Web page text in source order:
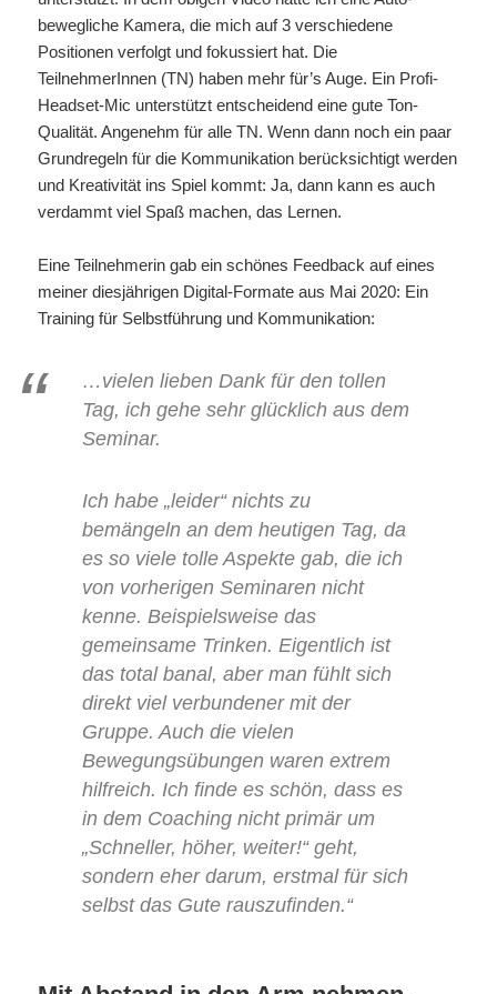
bewegliche Kamera, die mich auf 3 verschiedene
Positionen verfolgt und fokussiert hat. Die
TeilnehmerInnen (TN) haben mehr für’s Auge. Ein Profi-
Headset-Mic unterstützt entscheidend eine gute Ton-
Qualität. Angenehm für alle TN. Wenn dann noch ein paar
Grundregeln für die Kommunikation berücksichtigt werden
und Kreativität ins Spiel kommt: Ja, dann kann es auch
verdammt viel Spaß machen, das Lernen.
Eine Teilnehmerin gab ein schönes Feedback auf eines
meiner diesjährigen Digital-Formate aus Mai 2020: Ein
Training für Selbstführung und Kommunikation:
…vielen lieben Dank für den tollen
Tag, ich gehe sehr glücklich aus dem
Seminar.
Ich habe „leider“ nichts zu
bemängeln an dem heutigen Tag, da
es so viele tolle Aspekte gab, die ich
von vorherigen Seminaren nicht
kenne. Beispielsweise das
gemeinsame Trinken. Eigentlich ist
das total banal, aber man fühlt sich
direkt viel verbundener mit der
Gruppe. Auch die vielen
Bewegungsübungen waren extrem
hilfreich. Ich finde es schön, dass es
in dem Coaching nicht primär um
„Schneller, höher, weiter!“ geht,
sondern eher darum, erstmal für sich
selbst das Gute rauszufinden.“